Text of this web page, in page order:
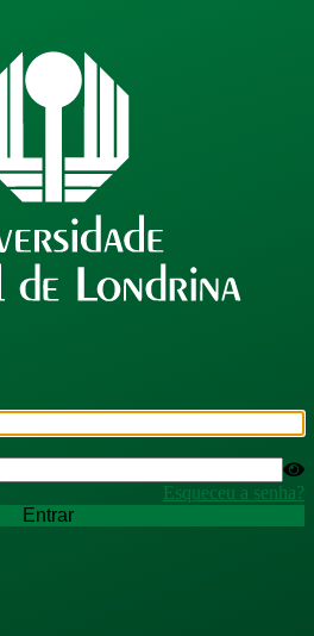
Esqueceu a senha?
Entrar